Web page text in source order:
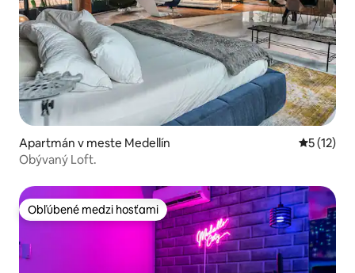
Apartmán v meste Medellín
5 (12)
Obývaný Loft.
Obľúbené medzi hosťami
Obľúbené medzi hosťami